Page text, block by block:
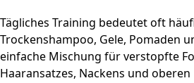
Tägliches Training bedeutet oft
Trockenshampoo, Gele, Pomaden
einfache Mischung für verstopfte
Haaransatzes, Nackens und oberen